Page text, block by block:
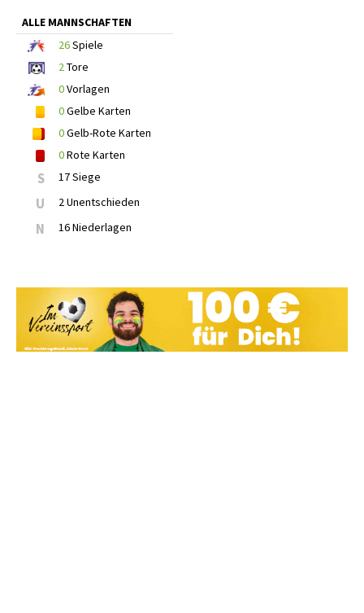
ALLE MANNSCHAFTEN
26Spiele
2Tore
0Vorlagen
0Gelbe Karten
0Gelb-Rote Karten
0Rote Karten
S 17 Siege
U 2 Unentschieden
N 16 Niederlagen